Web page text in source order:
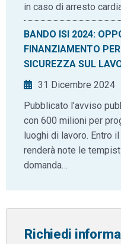
in caso di arresto
BANDO ISI 2024:
FINANZIAMENTO
SICUREZZA SUL
31 Dicembre 2024
Pubblicato l’avviso
con 600 milioni per
luoghi di lavoro. Entro
renderà note le
domanda…
Richiedi